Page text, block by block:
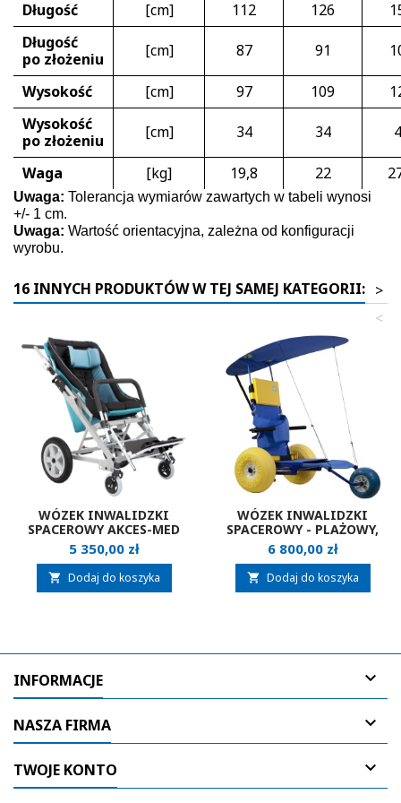
Długość [cm] 112 126
Długość
po złożeniu
[cm] 87 91
Wysokość [cm] 97 109
Wysokość
po złożeniu
[cm] 34 34
Waga [kg] 19,8 22
Uwaga: Tolerancja wymiarów zawartych w tabeli wynosi
+/- 1 cm.
Uwaga: Wartość orientacyjna, zależna od konfiguracji
wyrobu.
16 INNYCH PRODUKTÓW W TEJ SAMEJ KATEGORII: >
<
WÓZEK INWALIDZKI
SPACEROWY AKCES-MED
NOVA EVO
Cena
5 350,00 zł
 Dodaj do koszyka
WÓZEK INWALIDZKI
SPACEROWY - PLAŻOWY,
BASENOWY NEATECH JOB
Cena
6 800,00 zł
 Dodaj do koszyka
INFORMACJE 
NASZA FIRMA 
TWOJE KONTO 